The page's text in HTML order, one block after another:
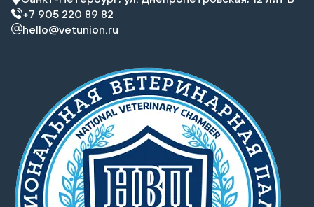
+7 905 220 89 82
hello@vetunion.ru